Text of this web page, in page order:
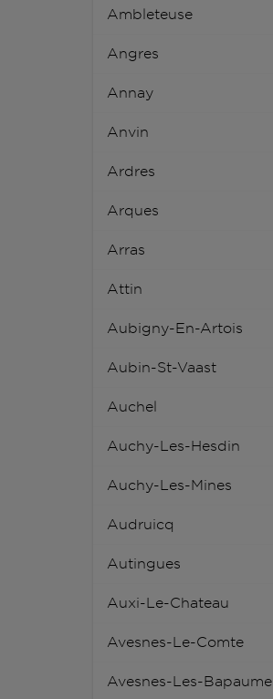
Ambleteuse
Angres
Annay
Anvin
Ardres
Arques
Arras
Attin
Aubigny-En-Artois
Aubin-St-Vaast
Auchel
Auchy-Les-Hesdin
Auchy-Les-Mines
Audruicq
Autingues
Auxi-Le-Chateau
Avesnes-Le-Comte
Avesnes-Les-Bapaume